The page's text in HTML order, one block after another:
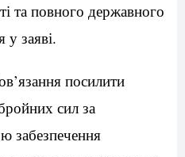
та повного державного
у заяві.
посилити
сил за
забезпечення